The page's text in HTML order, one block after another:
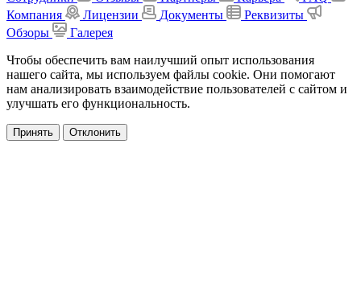
Компания
Лицензии Документы
Реквизиты
Обзоры
Галерея
Чтобы обеспечить вам наилучший опыт использования
нашего сайта, мы используем файлы cookie. Они помогают
нам анализировать взаимодействие пользователей с сайтом и
улучшать его функциональность.
Принять Отклонить